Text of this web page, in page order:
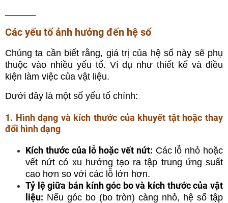
Các yếu tố ảnh hưởng đến hệ số
Chúng ta cần biết rằng, giá trị của hệ số này sẽ phụ
thuộc vào nhiều yếu tố. Ví dụ như thiết kế và điều
kiện làm việc của vật liệu.
Dưới đây là một số yếu tố chính:
1. Hình dạng và kích thước của khuyết tật hoặc thay
đổi hình dạng
Kích thước của lỗ hoặc vết nứt: Các lỗ nhỏ hoặc
vết nứt có xu hướng tạo ra tập trung ứng suất
cao hơn so với các lỗ lớn hơn.
Tỷ lệ giữa bán kính góc bo và kích thước của vật
liệu: Nếu góc bo (bo tròn) càng nhỏ, hệ số tập